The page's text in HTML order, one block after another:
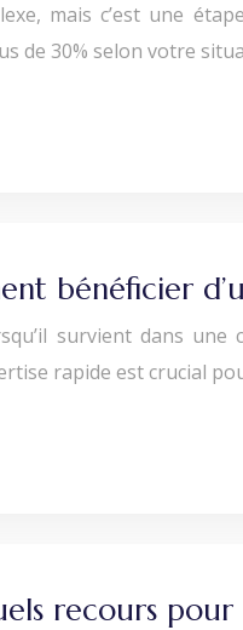
mais c’est une
de 30% selon votre
bénéficier
survient dans une
rapide est crucial
recours pour